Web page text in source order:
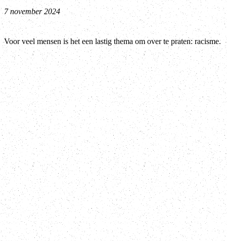
7 november 2024
Voor veel mensen is het een lastig thema om over te praten: racisme.